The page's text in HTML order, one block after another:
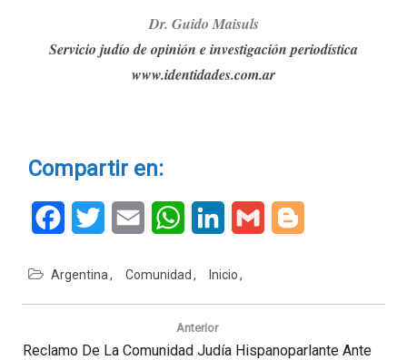
Dr. Guido Maisuls
Servicio judío de opinión e investigación periodística
www.identidades.com.ar
Compartir en:
FacebookTwitter Email WhatsAppLinkedInGmail
Argentina Comunidad Inicio
Navegación
entradas
Anterior
Previous
Reclamo De La Comunidad Judía Hispanoparlante Ante